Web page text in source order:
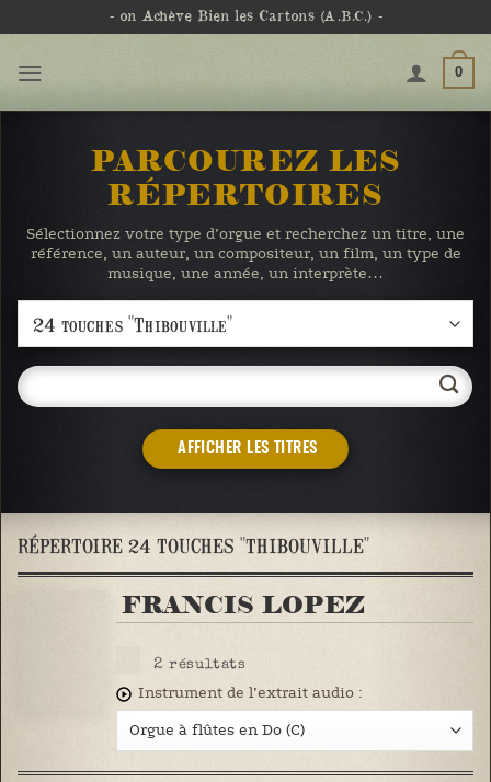
- on Achève Bien les Cartons (A.B.C.) -
0
PARCOUREZ LES
RÉPERTOIRES
Sélectionnez votre type d’orgue et recherchez un titre, une
référence, un auteur, un compositeur, un film, un type de
musique, une année, un interprète…
AFFICHER LES TITRES
RÉPERTOIRE 24 TOUCHES "THIBOUVILLE"
FRANCIS LOPEZ
2 résultats
Instrument de l’extrait audio :